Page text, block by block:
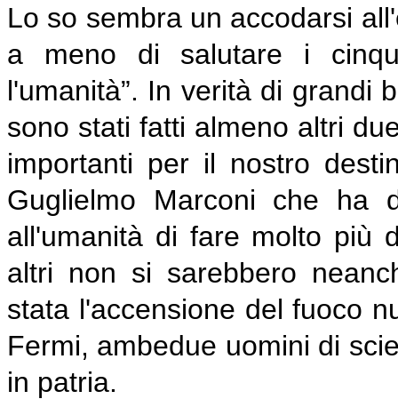
Lo so sembra un accodarsi
a meno di salutare i
l'umanità”. In verità di grandi
sono stati fatti almeno altri
importanti per il nostro
Guglielmo Marconi che ha
all'umanità di fare molto più
altri non si sarebbero
stata l'accensione del fuoco
Fermi, ambedue uomini di
in patria.